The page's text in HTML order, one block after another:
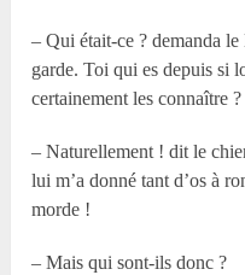
– Qui était-ce ? demanda
garde. Toi qui es depuis si
certainement les connaître ?
– Naturellement ! dit le
lui m’a donné tant d’os à
morde !
– Mais qui sont-ils donc ?